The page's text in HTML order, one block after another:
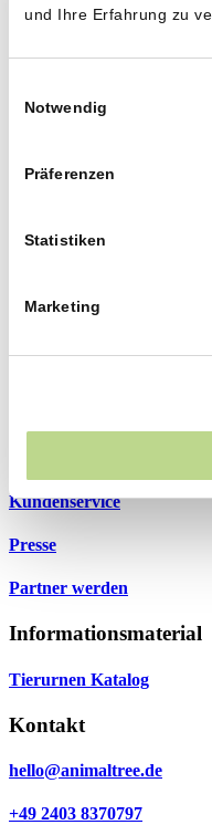
und Ihre Erfahrung zu
Notwendig
Präferenzen
Statistiken
Marketing
Startseite
Hundebestattung
Katzenbestattung
Kosten
Kundenservice
Presse
Partner werden
Informationsmaterial
Tierurnen Katalog
Kontakt
hello@animaltree.de
+49 2403 8370797